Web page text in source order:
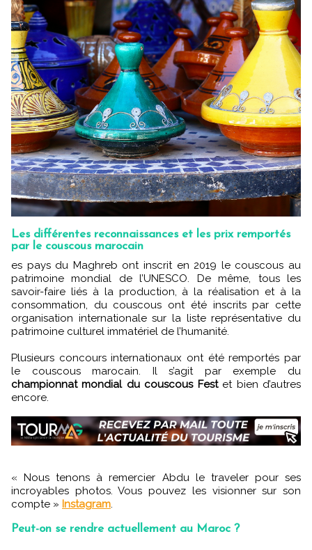
Les différentes reconnaissances et les prix remportés
par le couscous marocain
es pays du Maghreb ont inscrit en 2019 le couscous au
patrimoine mondial de l’UNESCO. De même, tous les
savoir-faire liés à la production, à la réalisation et à la
consommation, du couscous ont été inscrits par cette
organisation internationale sur la liste représentative du
patrimoine culturel immatériel de l’humanité.
Plusieurs concours internationaux ont été remportés par
le couscous marocain. Il s’agit par exemple du
championnat mondial du couscous Festet bien d’autres
encore.
« Nous tenons à remercier Abdu le traveler pour ses
incroyables photos. Vous pouvez les visionner sur son
compte » Instagram
Peut-on se rendre actuellement au Maroc ?